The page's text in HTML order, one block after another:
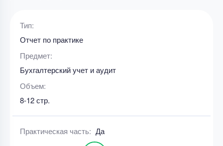
Тип:
Отчет по практике
Предмет:
Бухгалтерский учет и аудит
Объем:
8-12 стр.
Практическая часть: Да